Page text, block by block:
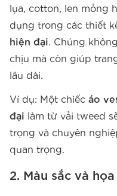
lụa, cotton, len mỏng
dụng trong các thiết
hiện đại. Chúng
chịu mà còn giúp
lâu dài.
Ví dụ: Một chiếc áo
đại làm từ vải tweed
trọng và chuyên
quan trọng.
2. Màu sắc và